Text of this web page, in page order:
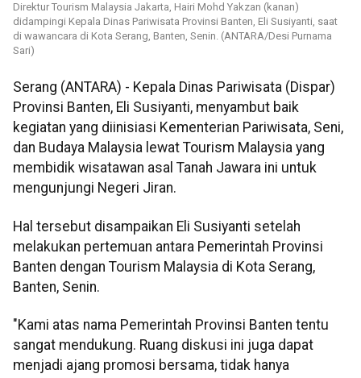
Direktur Tourism Malaysia Jakarta, Hairi Mohd Yakzan (kanan)
didampingi Kepala Dinas Pariwisata Provinsi Banten, Eli Susiyanti, saat
di wawancara di Kota Serang, Banten, Senin. (ANTARA/Desi Purnama
Sari)
Serang (ANTARA) - Kepala Dinas Pariwisata (Dispar)
Provinsi Banten, Eli Susiyanti, menyambut baik
kegiatan yang diinisiasi Kementerian Pariwisata, Seni,
dan Budaya Malaysia lewat Tourism Malaysia yang
membidik wisatawan asal Tanah Jawara ini untuk
mengunjungi Negeri Jiran.
Hal tersebut disampaikan Eli Susiyanti setelah
melakukan pertemuan antara Pemerintah Provinsi
Banten dengan Tourism Malaysia di Kota Serang,
Banten, Senin.
"Kami atas nama Pemerintah Provinsi Banten tentu
sangat mendukung. Ruang diskusi ini juga dapat
menjadi ajang promosi bersama, tidak hanya